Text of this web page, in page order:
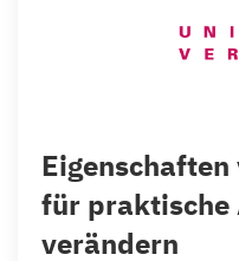
für praktische
verändern